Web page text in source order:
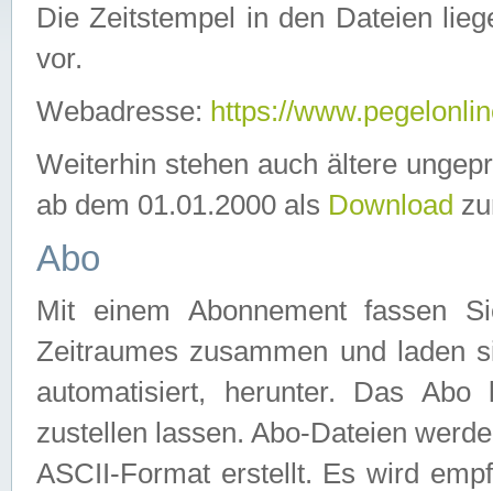
Die Zeitstempel in den Dateien
vor.
Webadresse: https://
Weiterhin stehen auch ältere
ab dem 01.01.2000 als Download
Abo
Mit einem Abonnement fassen
Zeitraumes zusammen und laden
automatisiert, herunter. Das
zustellen lassen. Abo-Dateien
ASCII-Format erstellt. Es wird